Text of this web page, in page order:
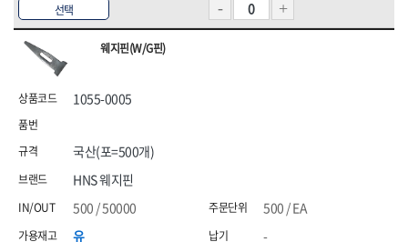
선택
웨지핀(W/G핀)
1055-0005
HNS 웨지핀
500 / EA
유
국산(포=500개)
500 / 50000
-